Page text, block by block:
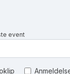
event